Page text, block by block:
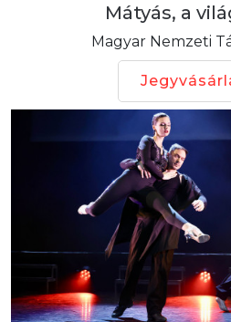
Mátyás, a
Magyar Nemzeti